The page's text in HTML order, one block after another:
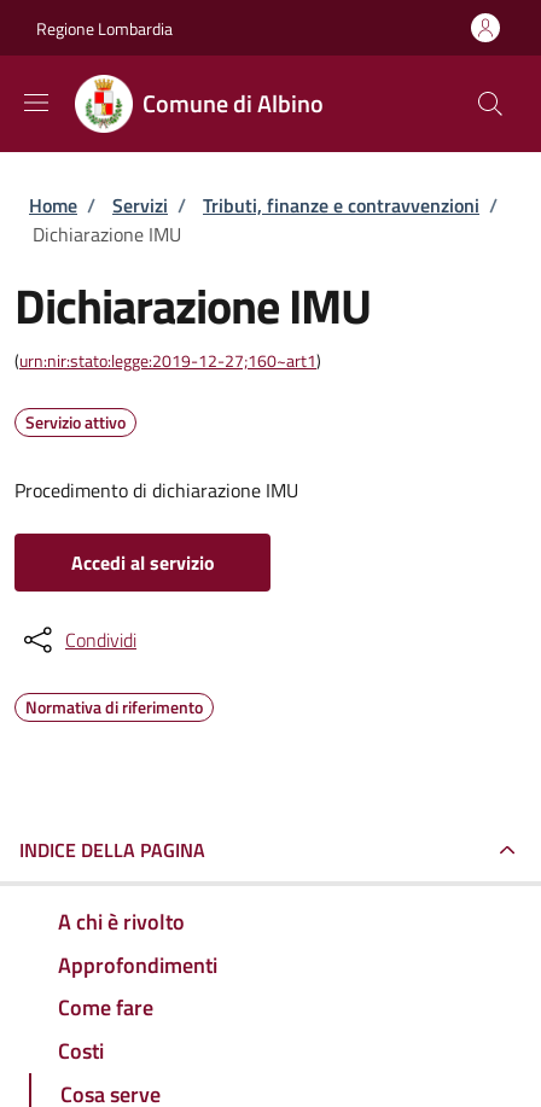
Regione Lombardia
Comune di Albino
Briciole di pane
Home / Servizi / Tributi, finanze e contravvenzioni /
Dichiarazione IMU
Dichiarazione IMU
(urn:nir:stato:legge:2019-12-27;160~art1)
Servizio attivo
Procedimento di dichiarazione IMU
Accedi al servizio
Condividi
Normativa di riferimento
INDICE DELLA PAGINA
A chi è rivolto
Approfondimenti
Come fare
Costi
Cosa serve